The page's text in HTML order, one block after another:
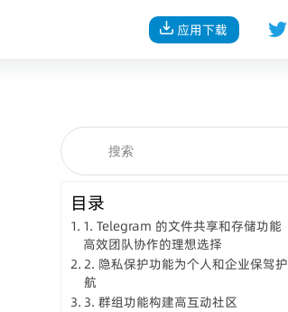
应用下载
目录
1. Telegram 的文件共享和存储功能
高效团队协作的理想选择
2. 隐私保护功能为个人和企业保驾护
航
3. 群组功能构建高互动社区